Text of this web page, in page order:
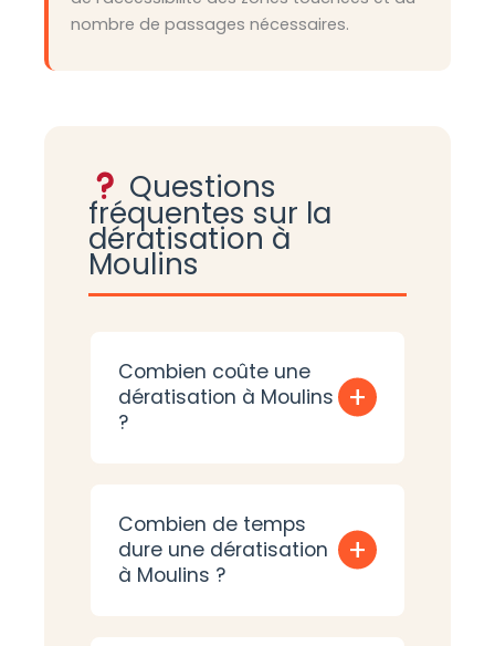
nombre de passages nécessaires.
Questions
fréquentes sur la
dératisation à
Moulins
Combien coûte une
dératisation à Moulins
?
+
Combien de temps
dure une dératisation
à Moulins ?
+